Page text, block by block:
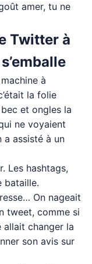
amer, tu ne
Twitter à
à
la folie
et ongles la
ne voyaient
a assisté à un
Les hashtags,
bataille.
On nageait
tweet, comme si
allait changer la
son avis sur